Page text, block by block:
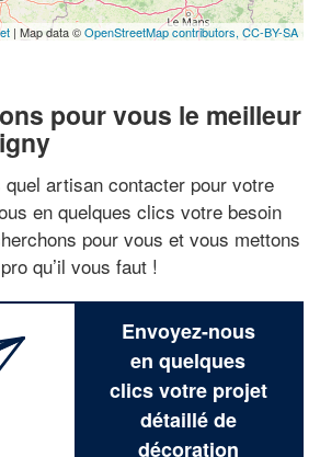
| Map data ©OpenStreetMap contributors, CC-BY-SA
pour vous le meilleur
artisan contacter pour votre
en quelques clics votre besoin
pour vous et vous mettons
qu’il vous faut !
Envoyez-nous
en quelques
clics votre projet
détaillé de
décoration